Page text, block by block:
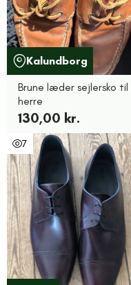
Kalundborg
Brune læder sejlersko til
herre
130,00 kr.
7